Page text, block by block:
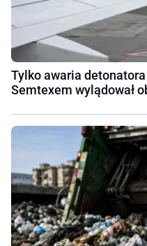
Tylko awaria
Semtexem wylądował